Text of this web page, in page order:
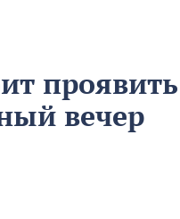
проявить
вечер